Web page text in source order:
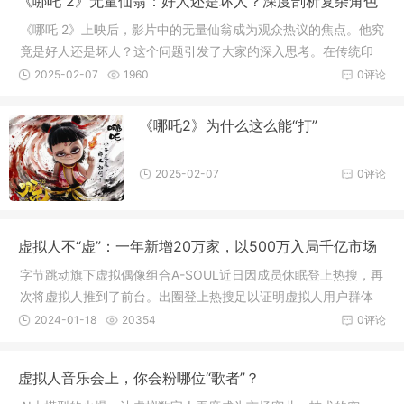
常住热搜了。
《哪吒 2》上映后，影片中的无量仙翁成为观众热议的焦点。他究
竟是好人还是坏人？这个问题引发了大家的深入思考。在传统印
象里，仙人总是慈爱、正义的化身，然而无量仙翁的出现，打破
仙翁：好人还是坏人？深度剖析复杂角色从表面上看，无量仙翁
是阐教大师兄，地
0评论
2025-02-07 1960
《哪吒2》为什么这么能“打”
0评论
2025-02-07
虚拟人不“虚”：一年新增20万家，以500万入局千亿市场
字节跳动旗下虚拟偶像组合A-SOUL近日因成员休眠登上热搜，再
次将虚拟人推到了前台。出圈登上热搜足以证明虚拟人用户群体
已经不小。实际上虚拟人已经成为元宇宙热潮之后最热的一个方
余家，有近七成的虚拟
0评论
2024-01-18 20354
虚拟人音乐会上，你会粉哪位“歌者”？